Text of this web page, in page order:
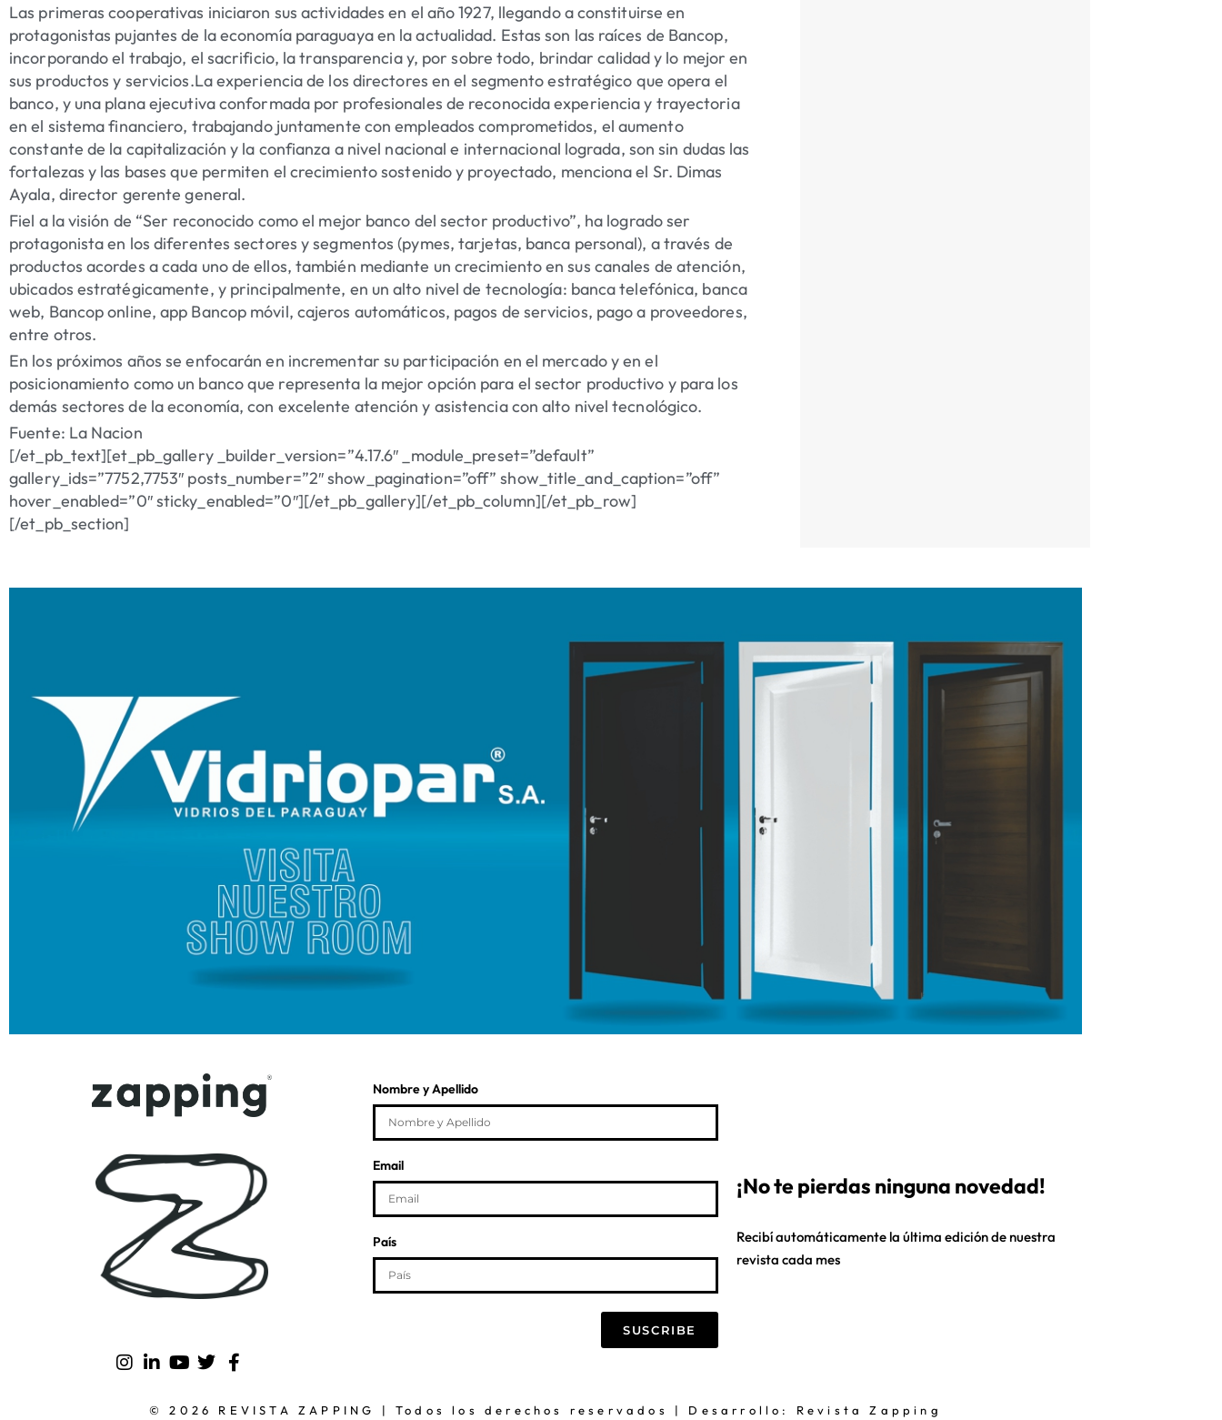
Las primeras cooperativas iniciaron sus actividades en el año 1927, llegando a constituirse en
protagonistas pujantes de la economía paraguaya en la actualidad. Estas son las raíces de Bancop,
incorporando el trabajo, el sacrificio, la transparencia y, por sobre todo, brindar calidad y lo mejor en
sus productos y servicios.La experiencia de los directores en el segmento estratégico que opera el
banco, y una plana ejecutiva conformada por profesionales de reconocida experiencia y trayectoria
en el sistema financiero, trabajando juntamente con empleados comprometidos, el aumento
constante de la capitalización y la confianza a nivel nacional e internacional lograda, son sin dudas las
fortalezas y las bases que permiten el crecimiento sostenido y proyectado, menciona el Sr. Dimas
Ayala, director gerente general.
Fiel a la visión de “Ser reconocido como el mejor banco del sector productivo”, ha logrado ser
protagonista en los diferentes sectores y segmentos (pymes, tarjetas, banca personal), a través de
productos acordes a cada uno de ellos, también mediante un crecimiento en sus canales de atención,
ubicados estratégicamente, y principalmente, en un alto nivel de tecnología: banca telefónica, banca
web, Bancop online, app Bancop móvil, cajeros automáticos, pagos de servicios, pago a proveedores,
entre otros.
En los próximos años se enfocarán en incrementar su participación en el mercado y en el
posicionamiento como un banco que representa la mejor opción para el sector productivo y para los
demás sectores de la economía, con excelente atención y asistencia con alto nivel tecnológico.
Fuente: La Nacion
[/et_pb_text][et_pb_gallery _builder_version=”4.17.6″ _module_preset=”default”
gallery_ids=”7752,7753″ posts_number=”2″ show_pagination=”off” show_title_and_caption=”off”
hover_enabled=”0″ sticky_enabled=”0″][/et_pb_gallery][/et_pb_column][/et_pb_row]
[/et_pb_section]
Nombre y Apellido
Email
País
SUSCRIBE
¡No te pierdas ninguna novedad!
Recibí automáticamente la última edición de nuestra
revista cada mes
© 2026 REVISTA ZAPPING | Todos los derechos reservados | Desarrollo: Revista Zapping